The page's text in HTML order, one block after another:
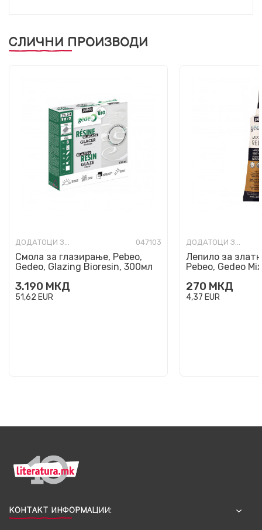
СЛИЧНИ ПРОИЗВОДИ
ДОДАТОЦИ ЗА ИЗРАБОТКА 047103
Смола за глазирање, Pebeo,
Gedeo, Glazing Bioresin, 300мл
3.190 МКД
51,62 EUR
ДОДАТОЦИ ЗА ИЗРАБОТКА
Лепило за
Pebeo, Gedeo
270 МКД
4,37 EUR
КОНТАКТ ИНФОРМАЦИИ: